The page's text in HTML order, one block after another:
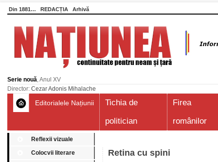
Din 1881… REDACȚIA Arhivă
Serie nouă, Anul XV
Director: Cezar Adonis Mihalache
Editorialele Națiunii
Tichia de
politician
Firea
românilor
Reflexii vizuale
Colocvii literare
Retina cu spini